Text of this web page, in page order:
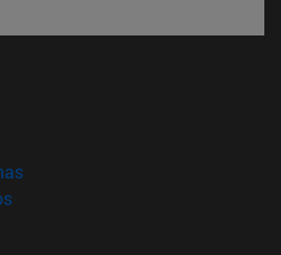
ventana)
(abre en nueva ventana)
(abre en nueva ventana)